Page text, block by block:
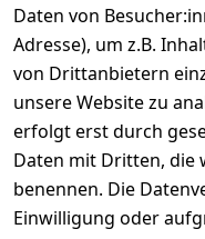
*inkl. ges. MwSt
Daten von
Adresse), um z.B.
von Drittanbietern
unsere Website zu
erfolgt erst durch
Daten mit Dritten, die
benennen. Die
Einwilligung oder